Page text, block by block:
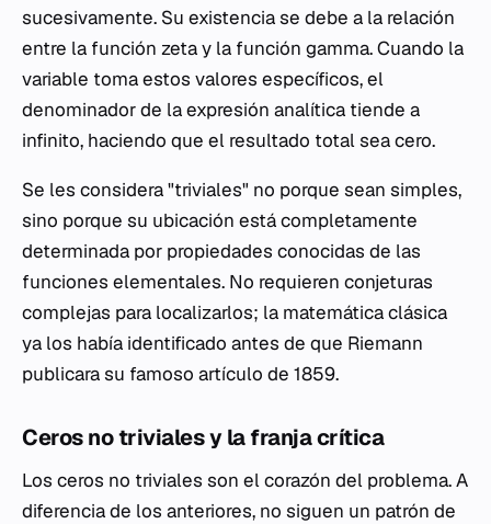
sucesivamente. Su existencia se debe a la relación
entre la función zeta y la función gamma. Cuando la
variable toma estos valores específicos, el
denominador de la expresión analítica tiende a
infinito, haciendo que el resultado total sea cero.
Se les considera "triviales" no porque sean simples,
sino porque su ubicación está completamente
determinada por propiedades conocidas de las
funciones elementales. No requieren conjeturas
complejas para localizarlos; la matemática clásica
ya los había identificado antes de que Riemann
publicara su famoso artículo de 1859.
Ceros no triviales y la franja crítica
Los ceros no triviales son el corazón del problema. A
diferencia de los anteriores, no siguen un patrón de